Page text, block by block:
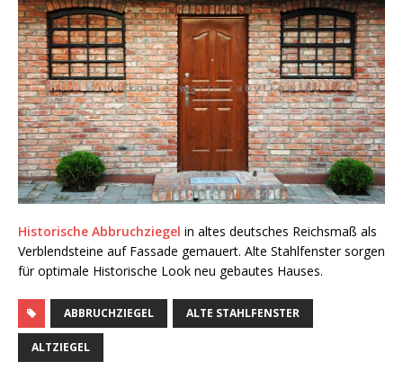
Historische Abbruchziegel in altes deutsches Reichsmaß als
Verblendsteine auf Fassade gemauert. Alte Stahlfenster sorgen
für optimale Historische Look neu gebautes Hauses.
ABBRUCHZIEGEL ALTE STAHLFENSTER
ALTZIEGEL